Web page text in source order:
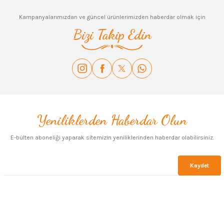
Ürün fiyatı diğer sitelerden daha pahalı.
Gönder
Kampanyalarımızdan ve güncel ürünlerimizden haberdar olmak için
Bizi Takip Edin
Yeniliklerden Haberdar Olun
E-bülten aboneliği yaparak sitemizin yeniliklerinden haberdar olabilirsiniz.
Kaydet